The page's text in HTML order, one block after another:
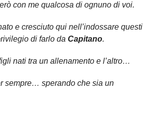
con me qualcosa di ognuno di voi.
e cresciuto qui nell’indossare questi
di farlo da Capitano.
nati tra un allenamento e l’altro…
sempre… sperando che sia un